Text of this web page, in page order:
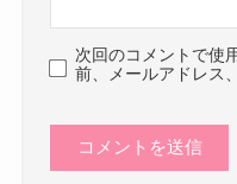
次回のコメントで使
前、メールアドレス